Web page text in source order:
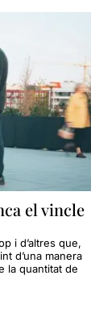
el vincle
i d’altres que,
d’una manera
la quantitat de